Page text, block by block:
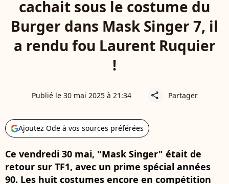
cachait sous le costume du
Burger dans Mask Singer 7, il
a rendu fou Laurent Ruquier
!
Publié le 30 mai 2025 à 21:34 share Partager
Ajoutez Ode à vos sources préférées
Ce vendredi 30 mai, "Mask Singer" était de
retour sur TF1, avec un prime spécial années
90. Les huit costumes encore en compétition